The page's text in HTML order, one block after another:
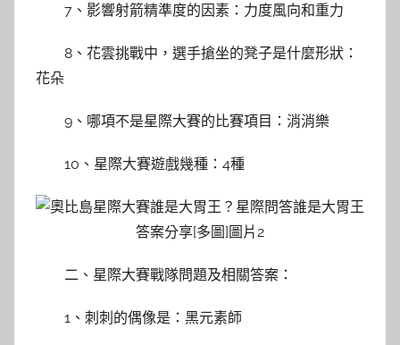
7、影響射箭精準度的因素：力度風向和重力
8、花雲挑戰中，選手搶坐的凳子是什麼形狀：
花朵
9、哪項不是星際大賽的比賽項目：消消樂
10、星際大賽遊戲幾種：4種
二、星際大賽戰隊問題及相關答案：
1、刺刺的偶像是：黑元素師